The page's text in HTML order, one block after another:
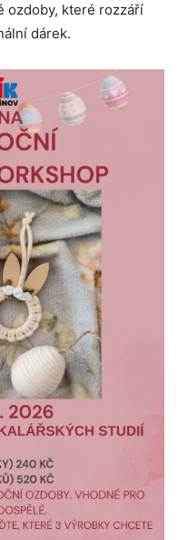
ozdoby, které rozzáří
dárek.